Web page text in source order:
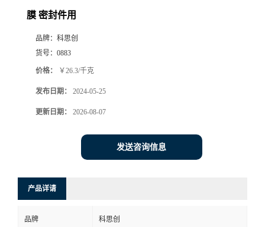
膜 密封件用
品牌： 科思创
货号： 0883
价格： ￥26.3/千克
发布日期： 2024-05-25
更新日期： 2026-08-07
发送咨询信息
产品详请
品牌 科思创